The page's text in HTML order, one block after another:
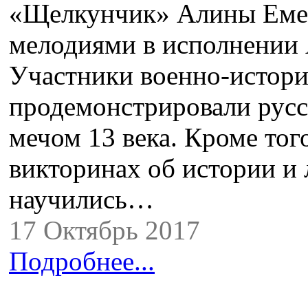
«Щелкунчик» Алины
мелодиями в исполнении
Участники военно-
продемонстрировали
мечом 13 века. Кроме
викторинах об истории
научились…
17 Октябрь 2017
Подробнее...